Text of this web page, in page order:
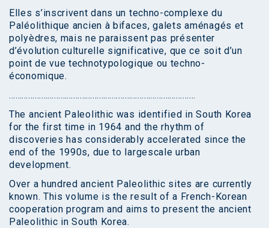
Elles s’inscrivent dans un techno-complexe du
Paléolithique ancien à bifaces, galets aménagés et
polyèdres, mais ne paraissent pas présenter
d’évolution culturelle significative, que ce soit d’un
point de vue technotypologique ou techno-
économique.
……………………………………………………………………………
The ancient Paleolithic was identified in South Korea
for the first time in 1964 and the rhythm of
discoveries has considerably accelerated since the
end of the 1990s, due to largescale urban
development.
Over a hundred ancient Paleolithic sites are currently
known. This volume is the result of a French-Korean
cooperation program and aims to present the ancient
Paleolithic in South Korea.